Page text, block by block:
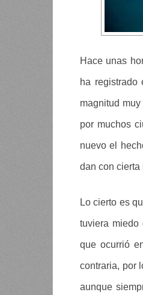
Hace unas
ha
magnitud
por muchos
nuevo el
dan con cierta
Lo cierto es
tuviera miedo
que ocurrió
contraria, por
aunque